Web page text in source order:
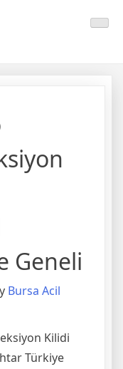
Geneli
Bursa Acil
Kilidi
Türkiye